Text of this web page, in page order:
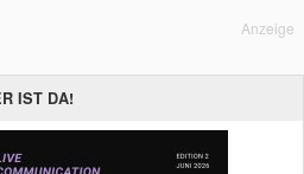
Anzeige
IST DA!